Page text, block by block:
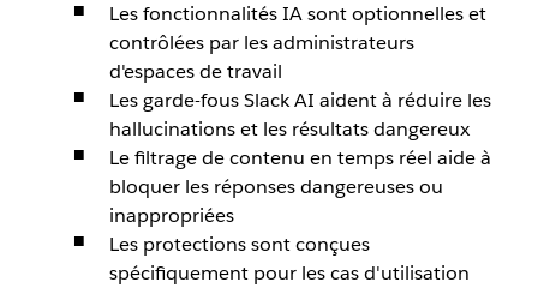
Les fonctionnalités IA sont optionnelles et
contrôlées par les administrateurs
d'espaces de travail
Les garde-fous Slack AI aident à réduire les
hallucinations et les résultats dangereux
Le filtrage de contenu en temps réel aide à
bloquer les réponses dangereuses ou
inappropriées
Les protections sont conçues
spécifiquement pour les cas d'utilisation